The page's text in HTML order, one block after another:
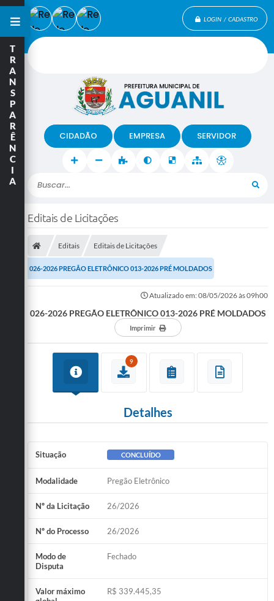
LOGIN / CADASTRO
Buscar...
CIDADÃO EMPRESA SERVIDOR
T
R
A
N
S
P
A
R
Ê
N
C
I
A
Editais de Licitações
Editais Editais de Licitações
026-2026 PREGÃO ELETRÔNICO 013-2026 PRÉ MOLDADOS
Atualizado em: 08/05/2026 às 09h00
026-2026 PREGÃO ELETRÔNICO 013-2026 PRÉ MOLDADOS
Imprimir
9
Detalhes
Situação CONCLUÍDO
Modalidade Pregão Eletrônico
Nº da Licitação 26/2026
Nº do Processo 26/2026
Modo de
Disputa
Fechado
Valor máximo
R$ 339.445,35